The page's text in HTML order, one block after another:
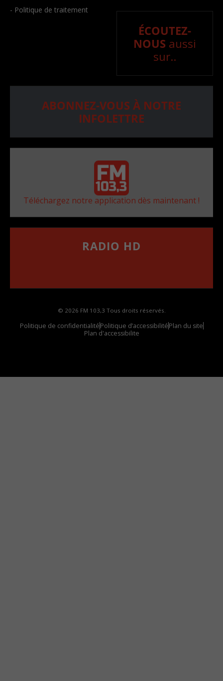
- Politique de traitement
ÉCOUTEZ-
NOUS aussi
sur..
ABONNEZ-VOUS À NOTRE
INFOLETTRE
Téléchargez notre application dès maintenant !
RADIO HD
© 2026 FM 103,3 Tous droits réservés.
Politique de confidentialitéPolitique d’accessibilitéPlan du site
Plan d'accessibilite